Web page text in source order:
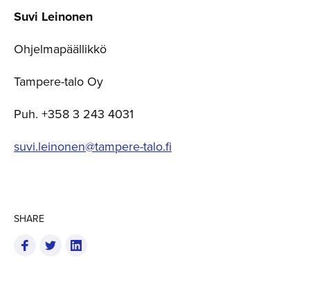
SHARE
Suvi Leinonen
Ohjelmapäällikkö
Tampere-talo Oy
Puh. +358 3 243 4031
suvi.leinonen@tampere-talo.fi